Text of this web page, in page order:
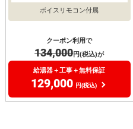
ボイスリモコン付属
クーポン利用で
134,000円(税込)が
給湯器＋工事＋無料保証
129,000 円(税込)